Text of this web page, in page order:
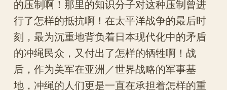
的压制啊！那里的知识分子对这种压制曾进
行了怎样的抵抗啊！在太平洋战争的最后时
刻，最为沉重地背负着日本现代化中的矛盾
的冲绳民众，又付出了怎样的牺牲啊！战
后，作为美军在亚洲／世界战略的军事基
地，冲绳的人们更是一直在承担着怎样的重